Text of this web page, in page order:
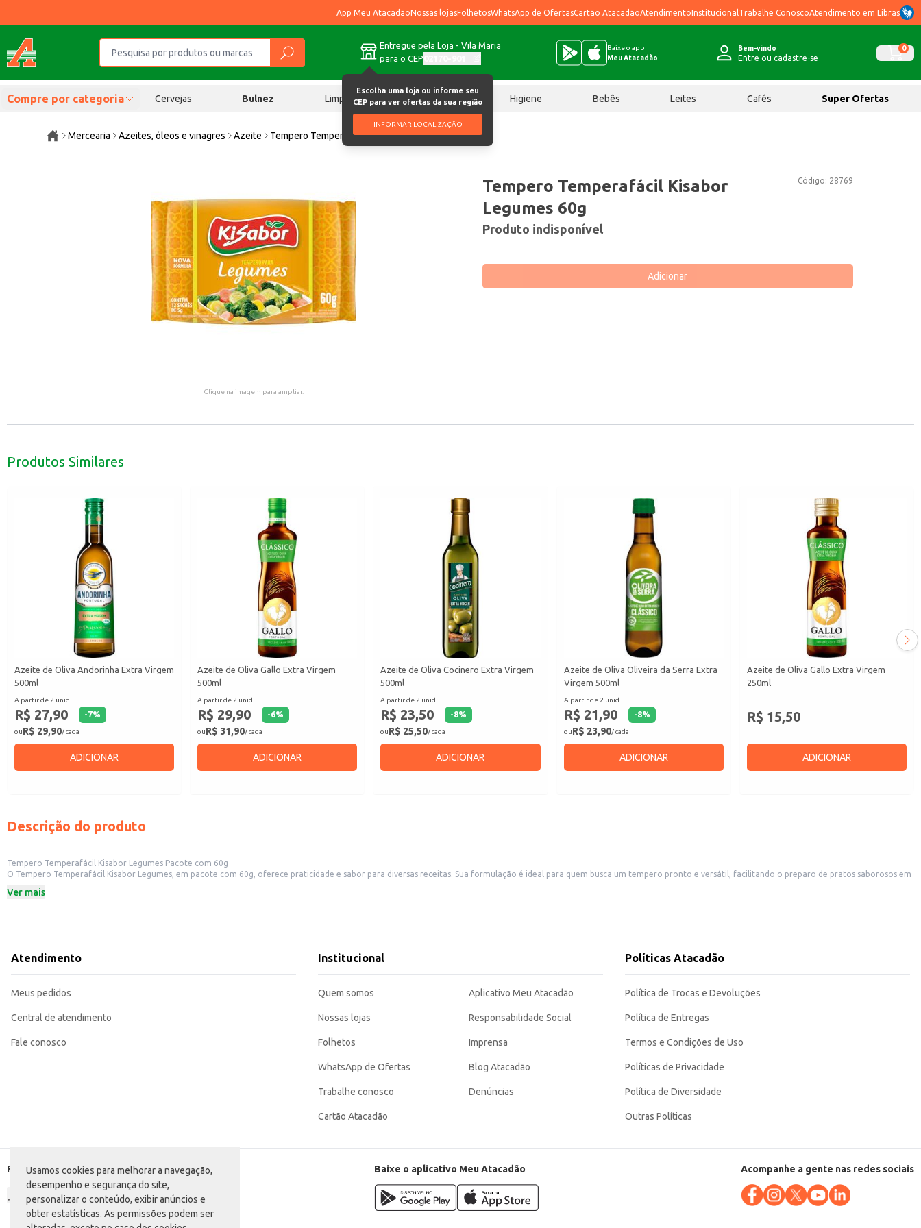
Usamos cookies para melhorar a navegação,
desempenho e segurança do site,
personalizar o conteúdo, exibir anúncios e
obter estatísticas. As permissões podem ser
App Meu AtacadãoNossas lojasFolhetosWhatsApp de OfertasCartão AtacadãoAtendimentoInstitucional Trabalhe ConoscoAtendimento em Libras
Entregue pela Loja - Vila Maria
para o CEP
Escolha uma loja ou informe seu
CEP para ver ofertas da sua região
INFORMAR LOCALIZAÇÃO
Baixe o app
Meu Atacadão
Bem-vindo
Entre ou cadastre-se
0
Compre por categoria Cervejas Bulnez Limpeza Chocolates Higiene Bebês Leites Cafés Super Ofertas
Mercearia Azeites, óleos e vinagres Azeite Tempero Temperafácil Kisabor Legumes 60g
Clique na imagem para ampliar.
Código: 28769
Tempero Temperafácil Kisabor
Legumes 60g
Produto indisponível
Adicionar
Produtos Similares
Azeite de Oliva Andorinha Extra Virgem
500ml
A partir de 2 unid.
R$ 27,90 -7%
ouR$ 29,90/ cada
ADICIONAR
Azeite de Oliva Gallo Extra Virgem
500ml
A partir de 2 unid.
R$ 29,90 -6%
ouR$ 31,90/ cada
ADICIONAR
Azeite de Oliva Cocinero Extra Virgem
500ml
A partir de 2 unid.
R$ 23,50 -8%
ouR$ 25,50/ cada
ADICIONAR
Azeite de Oliva Oliveira da Serra Extra
Virgem 500ml
A partir de 2 unid.
R$ 21,90 -8%
ouR$ 23,90/ cada
ADICIONAR
Azeite de Oliva Gallo Extra Virgem
250ml
R$ 15,50
ADICIONAR
Descrição do produto
Tempero Temperafácil Kisabor Legumes Pacote com 60g
O Tempero Temperafácil Kisabor Legumes, em pacote com 60g, oferece praticidade e sabor para diversas receitas. Sua formulação é ideal para quem busca um tempero pronto e versátil, facilitando o preparo de pratos saborosos em
eficiente do estoque e evitando desperdícios.
Recomendado para uso em estabelecimentos comerciais que buscam otimizar o tempo de preparo de seus pratos.
O Tempero Temperafácil Kisabor Legumes proporciona praticidade e conveniência, contribuindo para a otimização do tempo e recursos na cozinha, tanto doméstica quanto profissional. Sua embalagem compacta facilita o
Marca: Kisabor
Categoria: Azeite
EAN: 7898416524820
Ver mais
Atendimento
Meus pedidos
Central de atendimento
Fale conosco
Institucional
Quem somos
Nossas lojas
Folhetos
WhatsApp de Ofertas
Trabalhe conosco
Cartão Atacadão
Aplicativo Meu Atacadão
Responsabilidade Social
Imprensa
Blog Atacadão
Denúncias
Políticas Atacadão
Política de Trocas e Devoluções
Política de Entregas
Termos e Condições de Uso
Políticas de Privacidade
Política de Diversidade
Outras Políticas
Formas de pagamento Baixe o aplicativo Meu Atacadão Acompanhe a gente nas redes sociais